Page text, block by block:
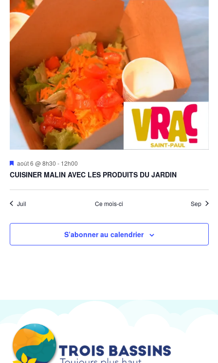
Mis
avant
août 6 @ 8h30 - 12h00
CUISINER MALIN AVEC LES PRODUITS DU JARDIN
Juil Ce mois-ci Sep
S’abonner au calendrier